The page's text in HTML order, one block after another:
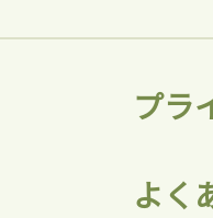
プラ
よく